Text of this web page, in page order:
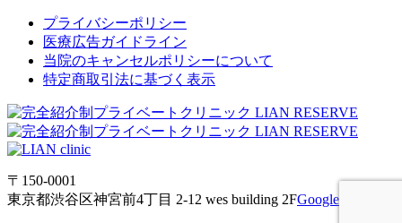
プライバシーポリシー
医療広告ガイドライン
当院のキャンセルポリシーについて
特定商取引法に基づく表示
〒150-0001
東京都渋谷区神宮前4丁目 2-12 wes building 2FGoogle Maps